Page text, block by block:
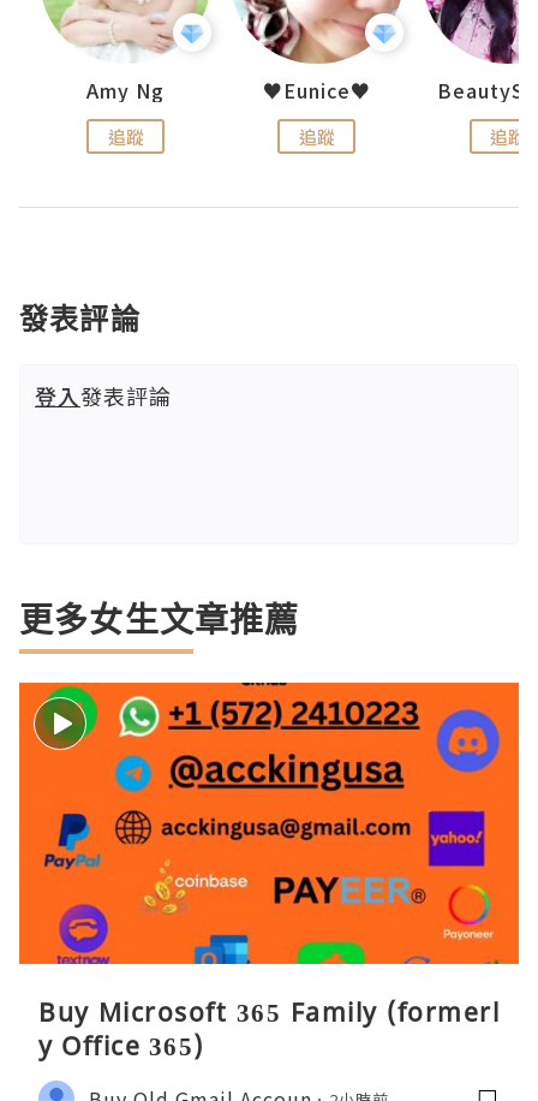
Amy Ng
追蹤
♥Eunice♥
追蹤 追蹤
發表評論
登入發表評論
更多女生文章推薦
Buy Microsoft 365 Family (formerl
y Office 365)